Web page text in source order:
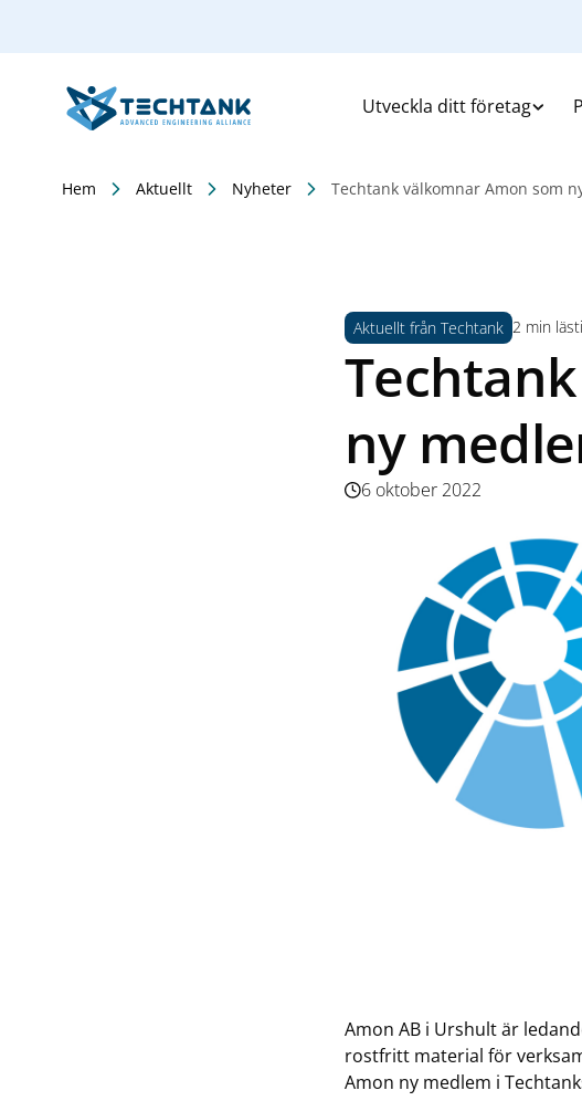
Utveckla ditt företag
Hem Aktuellt Nyheter Techtank välkomnar Amon som
Aktuellt från Techtank 2 min
ny
6 oktober 2022
Amon AB i Urshult är
rostfritt material för
Amon ny medlem i